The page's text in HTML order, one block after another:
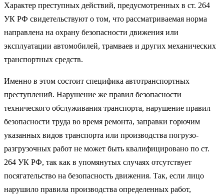
Характер преступных действий, предусмотренных в ст. 264
УК РФ свидетельствуют о том, что рассматриваемая норма
направлена на охрану безопасности движения или
эксплуатации автомобилей, трамваев и других механических
транспортных средств.
Именно в этом состоит специфика автотранспортных
преступлений. Нарушение же правил безопасности
технического обслуживания транспорта, нарушение правил
безопасности труда во время ремонта, заправки горючим
указанных видов транспорта или производства погрузо-
разгрузочных работ не может быть квалифицировано по ст.
264 УК РФ, так как в упомянутых случаях отсутствует
посягательство на безопасность движения. Так, если лицо
нарушило правила производства определенных работ,